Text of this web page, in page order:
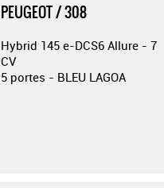
PEUGEOT / 308
Hybrid 145 e-DCS6 Allure - 7
CV
5 portes - BLEU LAGOA